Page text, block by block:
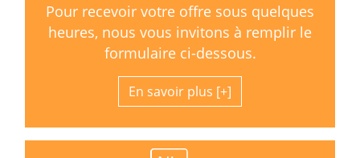
Pour recevoir votre offre sous quelques
heures, nous vous invitons à remplir le
formulaire ci-dessous.
En savoir plus